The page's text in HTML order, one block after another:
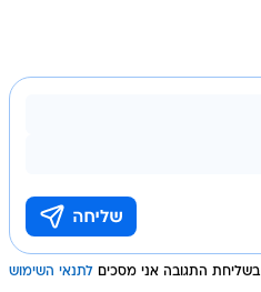
בשליחת התגובה אני מסכים לתנאי השימוש